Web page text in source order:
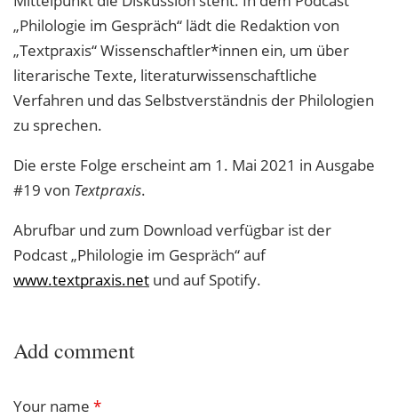
„Philologie im Gespräch“ lädt die Redaktion von
„Textpraxis“ Wissenschaftler*innen ein, um über
literarische Texte, literaturwissenschaftliche
Verfahren und das Selbstverständnis der Philologien
zu sprechen.
Die erste Folge erscheint am 1. Mai 2021 in Ausgabe
#19 von Textpraxis.
Abrufbar und zum Download verfügbar ist der
Podcast „Philologie im Gespräch“ auf
www.textpraxis.net und auf Spotify.
Add comment
Your name *